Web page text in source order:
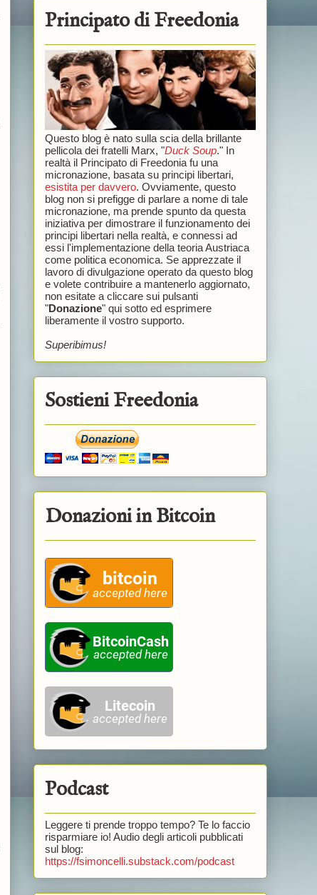
Principato di Freedonia
Questo blog è nato sulla scia della brillante
pellicola dei fratelli Marx, "Duck Soup." In
realtà il Principato di Freedonia fu una
micronazione, basata su principi libertari,
esistita per davvero. Ovviamente, questo
blog non si prefigge di parlare a nome di tale
micronazione, ma prende spunto da questa
iniziativa per dimostrare il funzionamento dei
principi libertari nella realtà, e connessi ad
essi l'implementazione della teoria Austriaca
come politica economica. Se apprezzate il
lavoro di divulgazione operato da questo blog
e volete contribuire a mantenerlo aggiornato,
non esitate a cliccare sui pulsanti
"Donazione" qui sotto ed esprimere
liberamente il vostro supporto.
Superibimus!
Sostieni Freedonia
Donazioni in Bitcoin
Podcast
Leggere ti prende troppo tempo? Te lo faccio
risparmiare io! Audio degli articoli pubblicati
sul blog:
https://fsimoncelli.substack.com/podcast